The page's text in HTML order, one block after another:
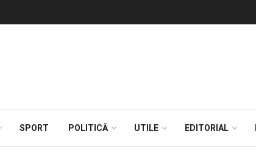
SPORT POLITICĂ UTILE EDITORIAL